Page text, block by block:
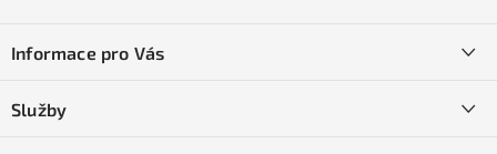
pInformace pro Vás
Služby